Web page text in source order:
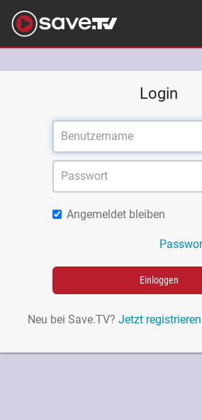
Login
Angemeldet bleiben
Einloggen
Neu bei Save.TV? Jetzt